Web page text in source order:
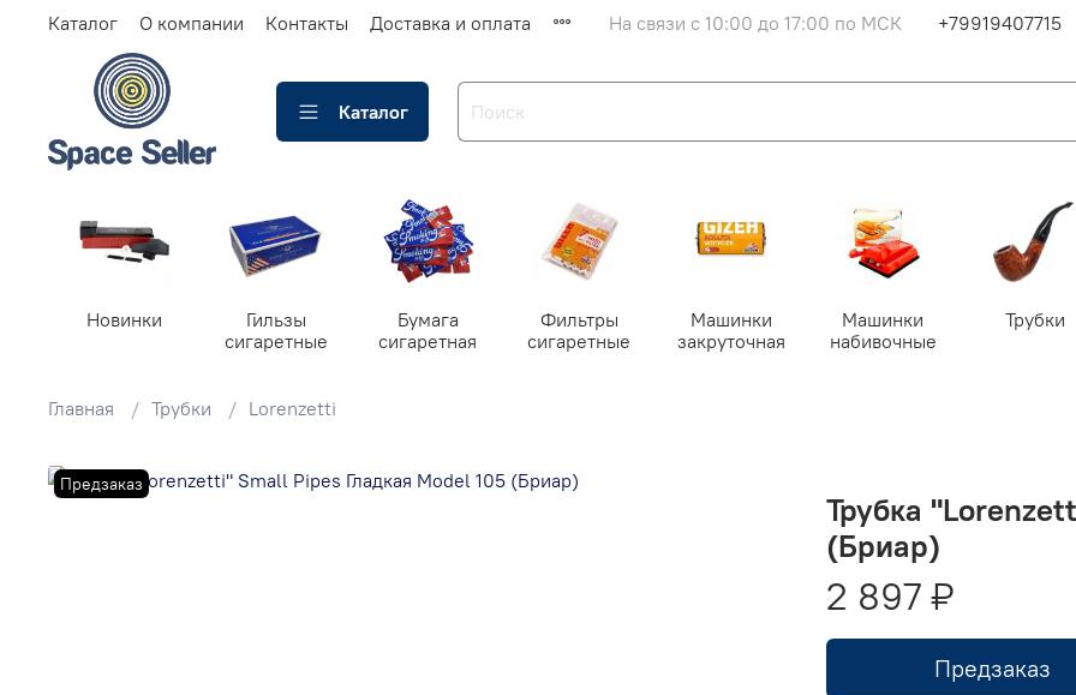
Каталог О компании Контакты Доставка и оплата На связи с 10:00 до 17:00 по МСК +79919407715
Каталог
Новинки
Гильзы
сигаретные
Бумага
сигаретная
Фильтры
сигаретные
Машинки
закруточная
Машинки
набивочные
Трубки
Главная Трубки Lorenzetti
Предзаказ
Трубка
(Бриар)
2 897 ₽
Предзаказ